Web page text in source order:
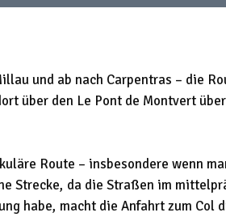
und ab nach Carpentras – die
über den Le Pont de Montvert
Route – insbesondere wenn
Strecke, da die Straßen im
habe, macht die Anfahrt zum Col